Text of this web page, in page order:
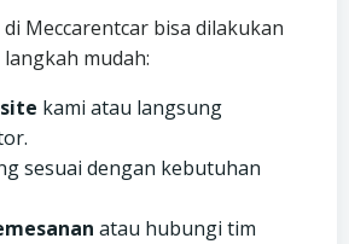
Meccarentcar bisa dilakukan
mudah:
kami atau langsung
sesuai dengan kebutuhan
atau hubungi tim